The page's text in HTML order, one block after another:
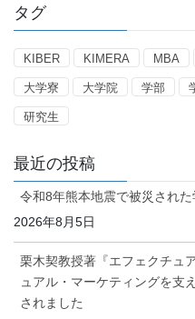
リ
ー
タグ
KIBER KIMERA MBA
大学寮 大学院 学部
研究生
最近の投稿
令和8年熊本地震で被災され
2026年8月5日
栗木契教授著『エフェクチュ
ュアル・マーケティングを支
されました